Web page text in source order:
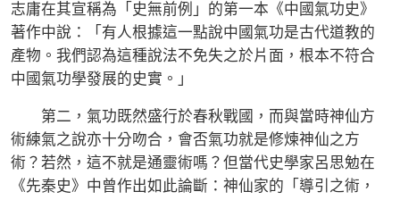
志庸在其宣稱為「史無前例」的第一本《中國氣功史》
著作中說：「有人根據這一點說中國氣功是古代道教的
產物。我們認為這種說法不免失之於片面，根本不符合
中國氣功學發展的史實。」
第二，氣功既然盛行於春秋戰國，而與當時神仙方
術練氣之說亦十分吻合，會否氣功就是修煉神仙之方
術？若然，這不就是通靈術嗎？但當代史學家呂思勉在
《先秦史》中曾作出如此論斷：神仙家的「導引之術，